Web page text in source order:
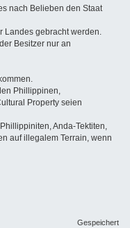
nach Belieben den Staat
Landes gebracht werden.
Besitzer nur an
Phillippinen,
Property seien
Anda-Tektiten,
auf illegalem Terrain, wenn
Gespeichert